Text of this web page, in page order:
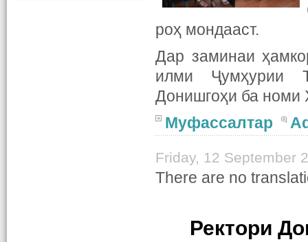
роҳ мондааст.
Дар заминаи
илми Ҷумҳурии
Донишгоҳи ба номи
Муфассалтар
Friday, 12 September
There are no
Ректори